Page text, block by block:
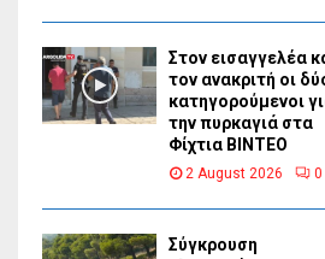
Στον εισαγγελέα
τον ανακριτή οι
κατηγορούμενοι
την πυρκαγιά στα
Φίχτια ΒΙΝΤΕΟ
2 August 2026 0
Σύγκρουση